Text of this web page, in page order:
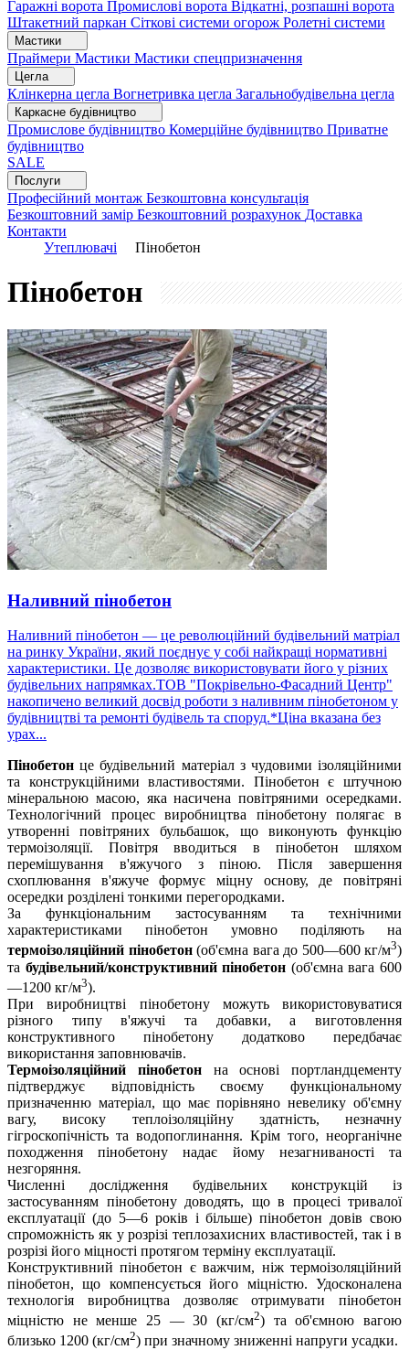
Гаражні ворота Промислові ворота Відкатні, розпашні ворота
Штакетний паркан Сіткові системи огорож Ролетні системи
Мастики
Праймери Мастики Мастики спецпризначення
Цегла
Клінкерна цегла Вогнетривка цегла Загальнобудівельна цегла
Каркасне будівництво
Промислове будівництво Комерційне будівництво Приватне
будівництво
SALE
Послуги
Професійний монтаж Безкоштовна консультація
Безкоштовний замір Безкоштовний розрахунок Доставка
Контакти
Утеплювачі
Пінобетон
Пінобетон
Наливний пінобетон
Наливний пінобетон — це революційний будівельний матріал
на ринку України, який поєднує у собі найкращі нормативні
характеристики. Це дозволяє використовувати його у різних
будівельних напрямках.ТОВ "Покрівельно-Фасадний Центр"
накопичено великий досвід роботи з наливним пінобетоном у
будівництві та ремонті будівель та споруд.*Ціна вказана без
урах...
Пінобетон це будівельний матеріал з чудовими ізоляційними
та конструкційними властивостями. Пінобетон є штучною
мінеральною масою, яка насичена повітряними осередками.
Технологічний процес виробництва пінобетону полягає в
утворенні повітряних бульбашок, що виконують функцію
термоізоляції. Повітря вводиться в пінобетон шляхом
перемішування в'яжучого з піною. Після завершення
схоплювання в'яжуче формує міцну основу, де повітряні
осередки розділені тонкими перегородками.
За функціональним застосуванням та технічними
характеристиками пінобетон умовно поділяють на
термоізоляційний пінобетон(об'ємна вага до 500—600 кг/м3)
та будівельний/конструктивний пінобетон (об'ємна вага 600
—1200 кг/м3).
При виробництві пінобетону можуть використовуватися
різного типу в'яжучі та добавки, а виготовлення
конструктивного пінобетону додатково передбачає
використання заповнювачів.
Термоізоляційний пінобетонна основі портландцементу
підтверджує відповідність своєму функціональному
призначенню матеріал, що має порівняно невелику об'ємну
вагу, високу теплоізоляційну здатність, незначну
гігроскопічність та водопоглинання. Крім того, неорганічне
походження пінобетону надає йому незагниваності та
незгоряння.
Численні дослідження будівельних конструкцій із
застосуванням пінобетону доводять, що в процесі тривалої
експлуатації (до 5—6 років і більше) пінобетон довів свою
спроможність як у розрізі теплозахисних властивостей, так і в
розрізі його міцності протягом терміну експлуатації.
Конструктивний пінобетон є важчим, ніж термоізоляційний
пінобетон, що компенсується його міцністю. Удосконалена
технологія виробництва дозволяє отримувати пінобетон
міцністю не менше 25 — 30 (кг/см2) та об'ємною вагою
близько 1200 (кг/см2) при значному зниженні напруги усадки.